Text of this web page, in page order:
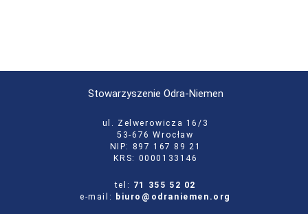
Stowarzyszenie Odra-Niemen
ul. Zelwerowicza 16/3
53-676 Wrocław
NIP: 897 167 89 21
KRS: 0000133146
tel: 71 355 52 02
e-mail:
biuro@odraniemen.org